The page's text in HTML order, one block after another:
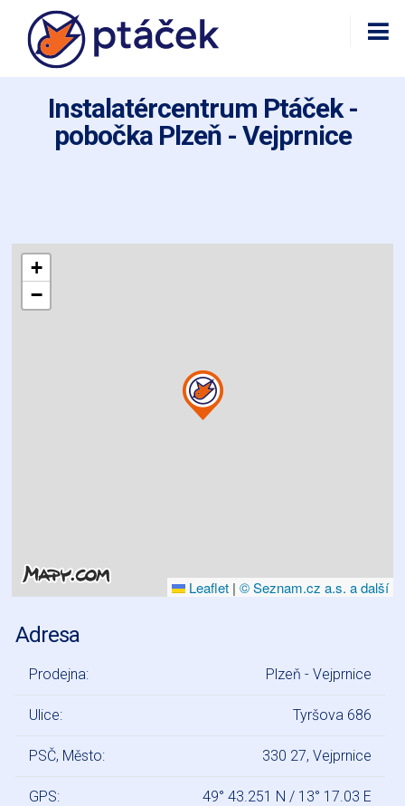
Instalatércentrum Ptáček -
pobočka Plzeň - Vejprnice
+
−
Leaflet | © Seznam.cz a.s. a další
Adresa
Prodejna: Plzeň - Vejprnice
Ulice: Tyršova 686
PSČ, Město: 330 27, Vejprnice
GPS: 49° 43.251 N / 13° 17.03 E